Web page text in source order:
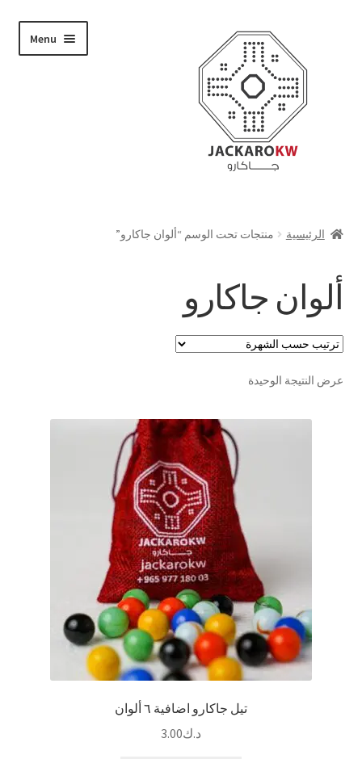
navigation
content
Menu
حسابي
الدفع
تواصل معنا
العربية
الرئيسية منتجات تحت الوسم “ألوان جاكارو”
ألوان جاكارو
عرض النتيجة الوحيدة
تيل جاكارو اضافية ٦ ألوان
د.ك3.00